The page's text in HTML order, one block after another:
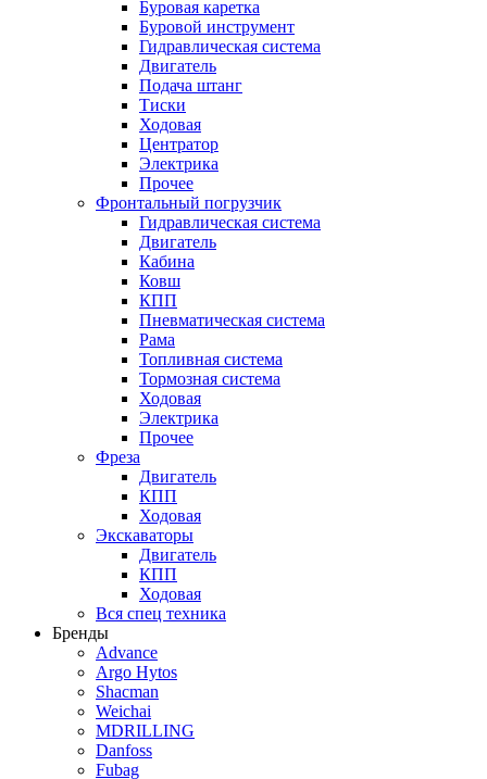
Буровая каретка
Буровой инструмент
Гидравлическая система
Двигатель
Подача штанг
Тиски
Ходовая
Центратор
Электрика
Прочее
Фронтальный погрузчик
Гидравлическая система
Двигатель
Кабина
Ковш
КПП
Пневматическая система
Рама
Топливная система
Тормозная система
Ходовая
Электрика
Прочее
Фреза
Двигатель
КПП
Ходовая
Экскаваторы
Двигатель
КПП
Ходовая
Вся спец техника
Бренды
Advance
Argo Hytos
Shacman
Weichai
MDRILLING
Danfoss
Fubag